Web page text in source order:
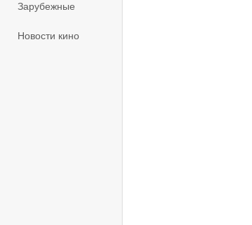
Зарубежные
Новости кино